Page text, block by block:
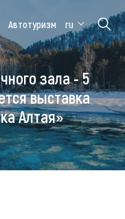
Алтайская
зимовка
Автотуризм ru
зала - 5
выставка
Алтая»